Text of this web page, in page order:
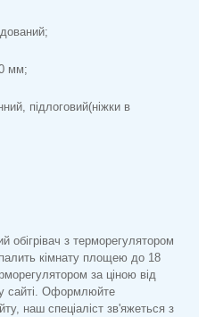
мм;
підлоговий(ніжки в
обігрівач з терморегулятором
кімнату площею до 18
за ціною від
сайті. Оформлюйте
наш спеціаліст зв'яжеться з